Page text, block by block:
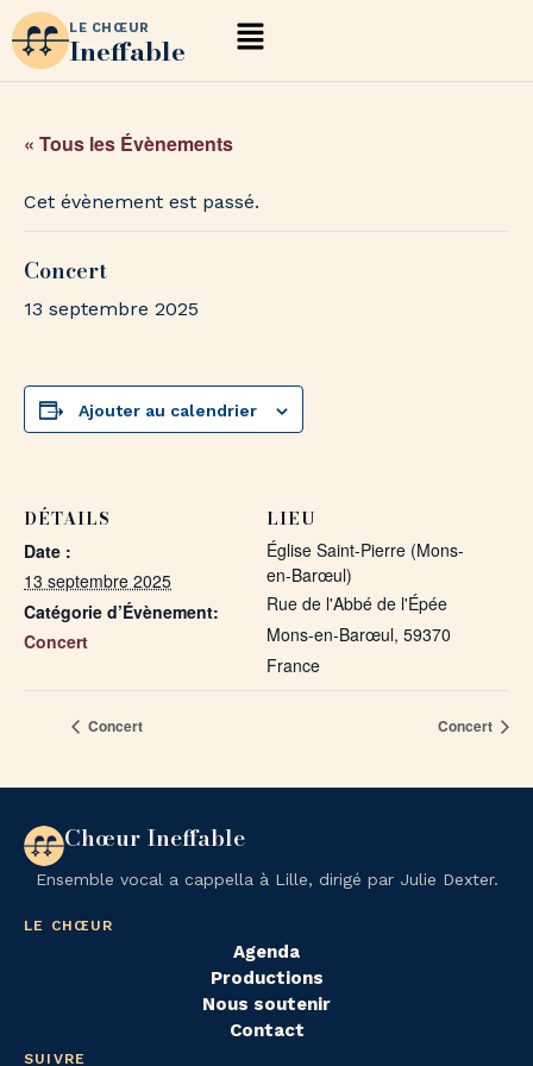
LE CHŒUR
Ineffable
« Tous les Évènements
Cet évènement est passé.
Concert
13 septembre 2025
Ajouter au calendrier
DÉTAILS
Date :
13 septembre 2025
Catégorie d’Évènement:
Concert
LIEU
Église Saint-Pierre (Mons-
en-Barœul)
Rue de l'Abbé de l'Épée
Mons-en-Barœul, 59370
France
Concert Concert
Chœur Ineffable
Ensemble vocal a cappella à Lille, dirigé par Julie Dexter.
LE CHŒUR
Agenda
Productions
Nous soutenir
Contact
SUIVRE